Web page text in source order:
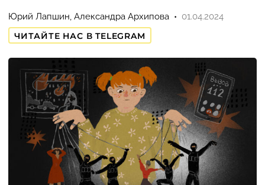
Юрий Лапшин, Александра Архипова
01.04.2024
ЧИТАЙТЕ НАС В TELEGRAM